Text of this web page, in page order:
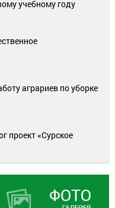
учебному году
аграриев по уборке
проект «Сурское